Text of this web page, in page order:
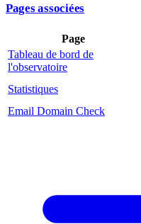
Pages associées
Page
Tableau de bord de
l'observatoire
Statistiques
Email Domain Check